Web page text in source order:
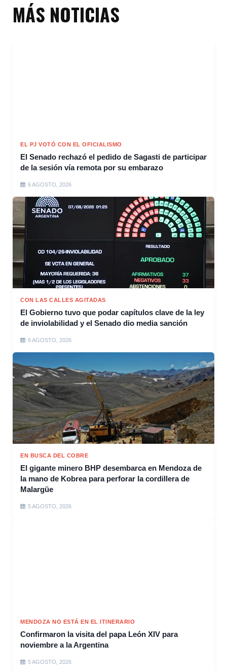
MÁS NOTICIAS
EL PJ VOTÓ CON EL OFICIALISMO
El Senado rechazó el pedido de Sagasti de participar
de la sesión vía remota por su embarazo
6 AGOSTO, 2026
CON LAS CALLES AGITADAS
El Gobierno tuvo que podar capítulos clave de la ley
de inviolabilidad y el Senado dio media sanción
6 AGOSTO, 2026
EN BUSCA DEL COBRE
El gigante minero BHP desembarca en Mendoza de
la mano de Kobrea para perforar la cordillera de
Malargüe
5 AGOSTO, 2026
MENDOZA NO ESTÁ EN EL ITINERARIO
Confirmaron la visita del papa León XIV para
noviembre a la Argentina
5 AGOSTO, 2026